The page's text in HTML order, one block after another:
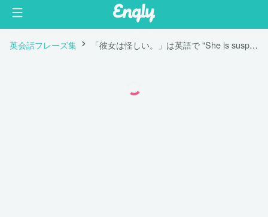
英会話フレーズ集 「彼女は怪しい。」は英語で "She is suspicious."